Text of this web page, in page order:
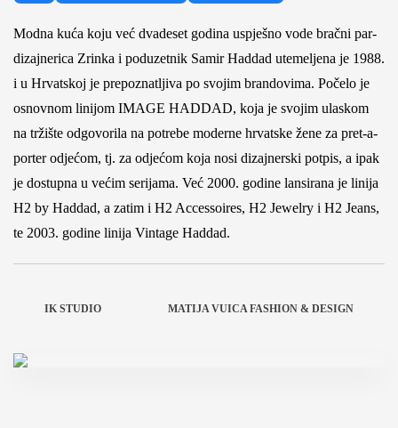
Modna kuća koju već dvadeset godina uspješno vode bračni par-
dizajnerica Zrinka i poduzetnik Samir Haddad utemeljena je 1988.
i u Hrvatskoj je prepoznatljiva po svojim brandovima. Počelo je
osnovnom linijom IMAGE HADDAD, koja je svojim ulaskom
na tržište odgovorila na potrebe moderne hrvatske žene za pret-a-
porter odjećom, tj. za odjećom koja nosi dizajnerski potpis, a ipak
je dostupna u većim serijama. Već 2000. godine lansirana je linija
H2 by Haddad, a zatim i H2 Accessoires, H2 Jewelry i H2 Jeans,
te 2003. godine linija Vintage Haddad.
IK STUDIO MATIJA VUICA FASHION & DESIGN